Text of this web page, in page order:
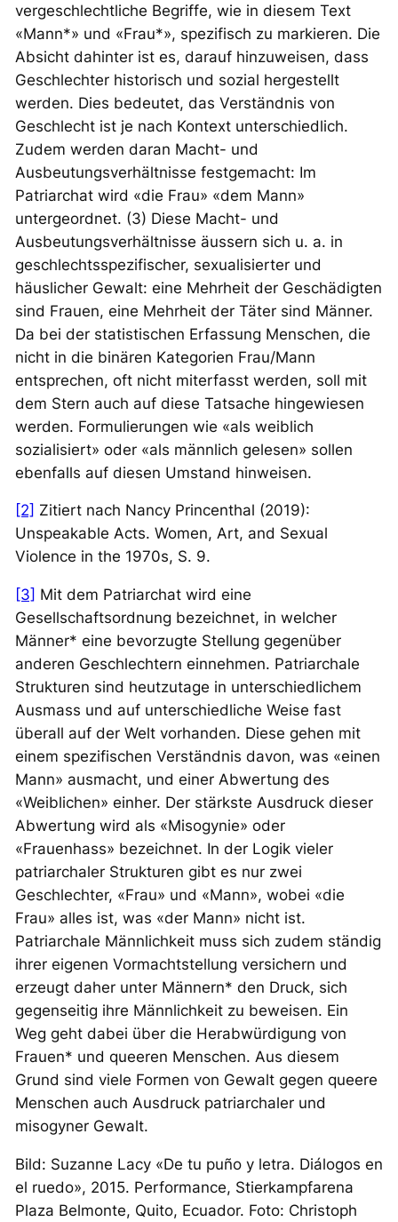
vergeschlechtliche Begriffe, wie in diesem Text
«Mann*» und «Frau*», spezifisch zu markieren. Die
Absicht dahinter ist es, darauf hinzuweisen, dass
Geschlechter historisch und sozial hergestellt
werden. Dies bedeutet, das Verständnis von
Geschlecht ist je nach Kontext unterschiedlich.
Zudem werden daran Macht- und
Ausbeutungsverhältnisse festgemacht: Im
Patriarchat wird «die Frau» «dem Mann»
untergeordnet. (3) Diese Macht- und
Ausbeutungsverhältnisse äussern sich u. a. in
geschlechtsspezifischer, sexualisierter und
häuslicher Gewalt: eine Mehrheit der Geschädigten
sind Frauen, eine Mehrheit der Täter sind Männer.
Da bei der statistischen Erfassung Menschen, die
nicht in die binären Kategorien Frau/Mann
entsprechen, oft nicht miterfasst werden, soll mit
dem Stern auch auf diese Tatsache hingewiesen
werden. Formulierungen wie «als weiblich
sozialisiert» oder «als männlich gelesen» sollen
ebenfalls auf diesen Umstand hinweisen.
[2] Zitiert nach Nancy Princenthal (2019):
Unspeakable Acts. Women, Art, and Sexual
Violence in the 1970s, S. 9.
[3] Mit dem Patriarchat wird eine
Gesellschaftsordnung bezeichnet, in welcher
Männer* eine bevorzugte Stellung gegenüber
anderen Geschlechtern einnehmen. Patriarchale
Strukturen sind heutzutage in unterschiedlichem
Ausmass und auf unterschiedliche Weise fast
überall auf der Welt vorhanden. Diese gehen mit
einem spezifischen Verständnis davon, was «einen
Mann» ausmacht, und einer Abwertung des
«Weiblichen» einher. Der stärkste Ausdruck dieser
Abwertung wird als «Misogynie» oder
«Frauenhass» bezeichnet. In der Logik vieler
patriarchaler Strukturen gibt es nur zwei
Geschlechter, «Frau» und «Mann», wobei «die
Frau» alles ist, was «der Mann» nicht ist.
Patriarchale Männlichkeit muss sich zudem ständig
ihrer eigenen Vormachtstellung versichern und
erzeugt daher unter Männern* den Druck, sich
gegenseitig ihre Männlichkeit zu beweisen. Ein
Weg geht dabei über die Herabwürdigung von
Frauen* und queeren Menschen. Aus diesem
Grund sind viele Formen von Gewalt gegen queere
Menschen auch Ausdruck patriarchaler und
misogyner Gewalt.
Bild: Suzanne Lacy «De tu puño y letra. Diálogos en
el ruedo», 2015. Performance, Stierkampfarena
Plaza Belmonte, Quito, Ecuador. Foto: Christoph